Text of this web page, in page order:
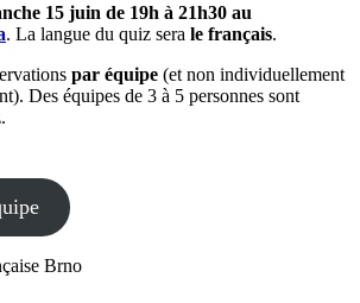
15 juin de 19h à 21h30 au
. La langue du quiz sera le français.
par équipe (et non individuellement
Des équipes de 3 à 5 personnes sont